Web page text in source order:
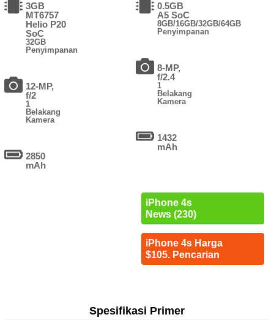
3GB
MT6757
Helio P20
SoC
32GB
Penyimpanan
12-MP,
f/2
1
Belakang
Kamera
2850
mAh
0.5GB
A5 SoC
8GB/16GB/32GB/64GB
Penyimpanan
8-MP,
f/2.4
1
Belakang
Kamera
1432
mAh
iPhone 4s
News (230)
iPhone 4s Harga
$105. Pencarian
Spesifikasi Primer